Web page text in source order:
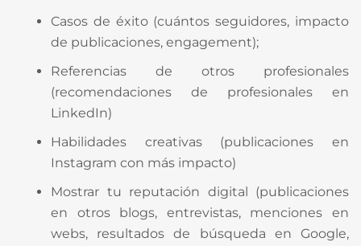
Casos de éxito (cuántos seguidores, impacto
de publicaciones, engagement);
Referencias de otros profesionales
(recomendaciones de profesionales en
LinkedIn)
Habilidades creativas (publicaciones en
Instagram con más impacto)
Mostrar tu reputación digital (publicaciones
en otros blogs, entrevistas, menciones en
webs, resultados de búsqueda en Google,